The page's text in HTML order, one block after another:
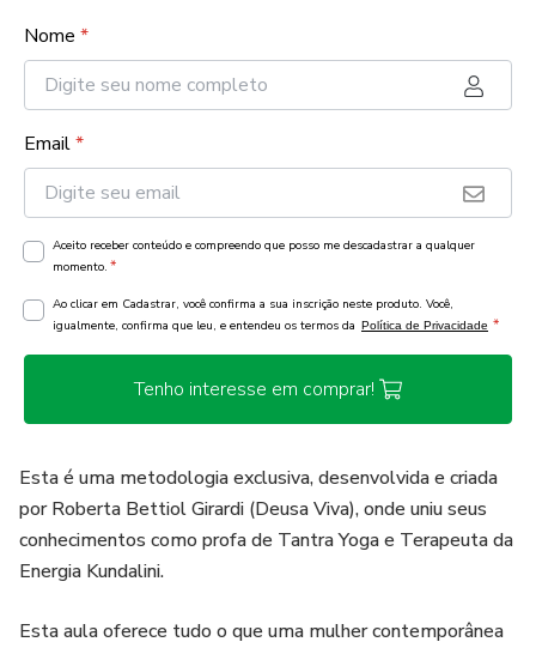
Nome *
Email*
Aceito receber conteúdo e compreendo que posso me descadastrar a qualquer
momento. *
Ao clicar em Cadastrar, você confirma a sua inscrição neste produto. Você,
igualmente, confirma que leu, e entendeu os termos da Política de Privacidade *
Tenho interesse em comprar!
Esta é uma metodologia exclusiva, desenvolvida e criada
por Roberta Bettiol Girardi (Deusa Viva), onde uniu seus
conhecimentos como profa de Tantra Yoga e Terapeuta da
Energia Kundalini.
Esta aula oferece tudo o que uma mulher contemporânea